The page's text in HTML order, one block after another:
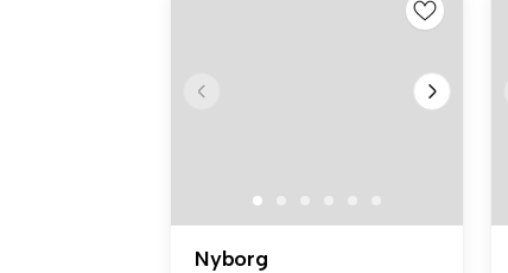
Nyborg